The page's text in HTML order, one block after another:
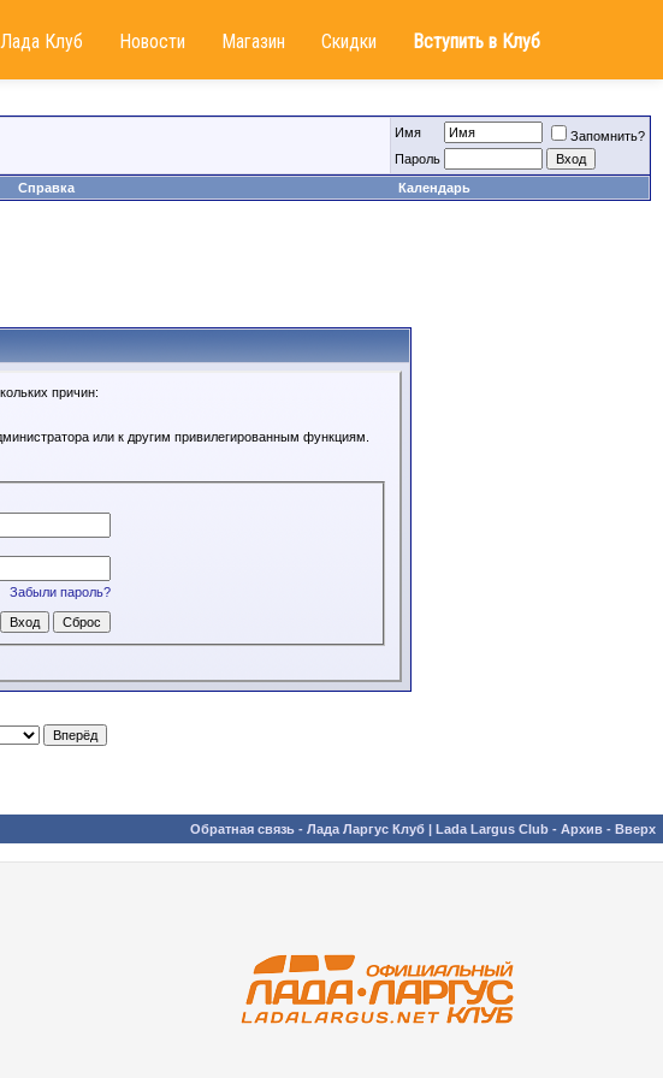
Лада Клуб Новости Магазин Скидки Вступить в Клуб
Имя
Запомнить?
Пароль
Справка Календарь
причин:
или к другим привилегированным функциям.
Забыли пароль?
Обратная связь - Лада Ларгус Клуб | Lada Largus Club - Архив - Вверх